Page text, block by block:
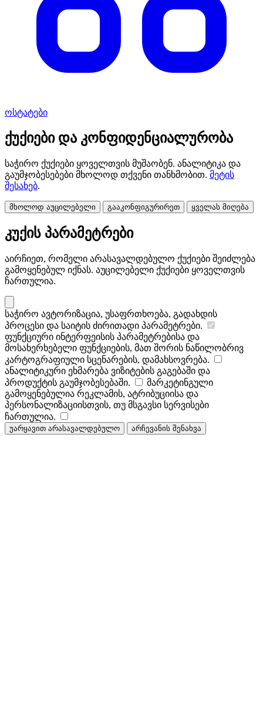
ოსტატები
ქუქიები და კონფიდენციალურობა
საჭირო ქუქიები ყოველთვის მუშაობენ. ანალიტიკა და
გაუმჯობესებები მხოლოდ თქვენი თანხმობით. მეტის
შესახებ.
მხოლოდ აუცილებელი გააკონფიგურირეთ ყველას მიღება
კუქის პარამეტრები
აირჩიეთ, რომელი არასავალდებულო ქუქიები შეიძლება
გამოყენებულ იქნას. აუცილებელი ქუქიები ყოველთვის
ჩართულია.
საჭირო ავტორიზაცია, უსაფრთხოება, გადახდის
პროცესი და საიტის ძირითადი პარამეტრები.
ფუნქციური ინტერფეისის პარამეტრებისა და
მოსახერხებელი ფუნქციების, მათ შორის ნაწილობრივ
კარტოგრაფიული სცენარების, დამახსოვრება.
ანალიტიკური ეხმარება ვიზიტების გაგებაში და
პროდუქტის გაუმჯობესებაში.
მარკეტინგული
გამოყენებულია რეკლამის, ატრიბუციისა და
პერსონალიზაციისთვის, თუ მსგავსი სერვისები
ჩართულია.
უარყავით არასავალდებულო არჩევანის შენახვა